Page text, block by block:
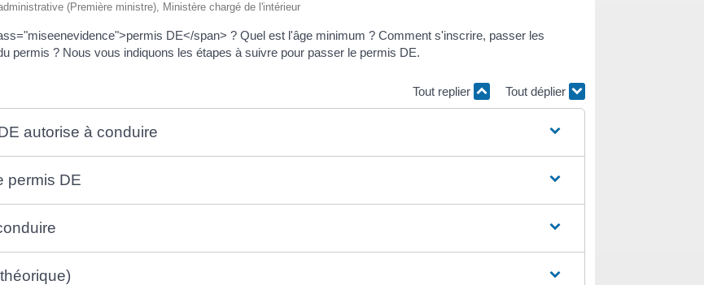
(Première ministre), Ministère chargé de l'intérieur
DE</span> ? Quel est l'âge minimum ? Comment s'inscrire, passer les
permis ? Nous vous indiquons les étapes à suivre pour passer le permis DE.
Tout replier Tout déplier
autorise à conduire
permis DE